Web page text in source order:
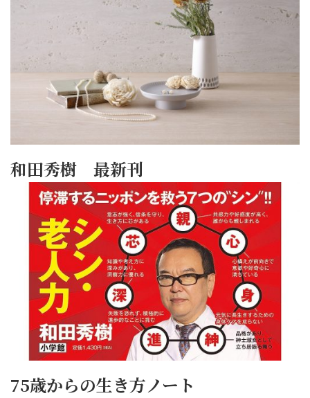
和田秀樹 最新刊
75歳からの生き方ノート